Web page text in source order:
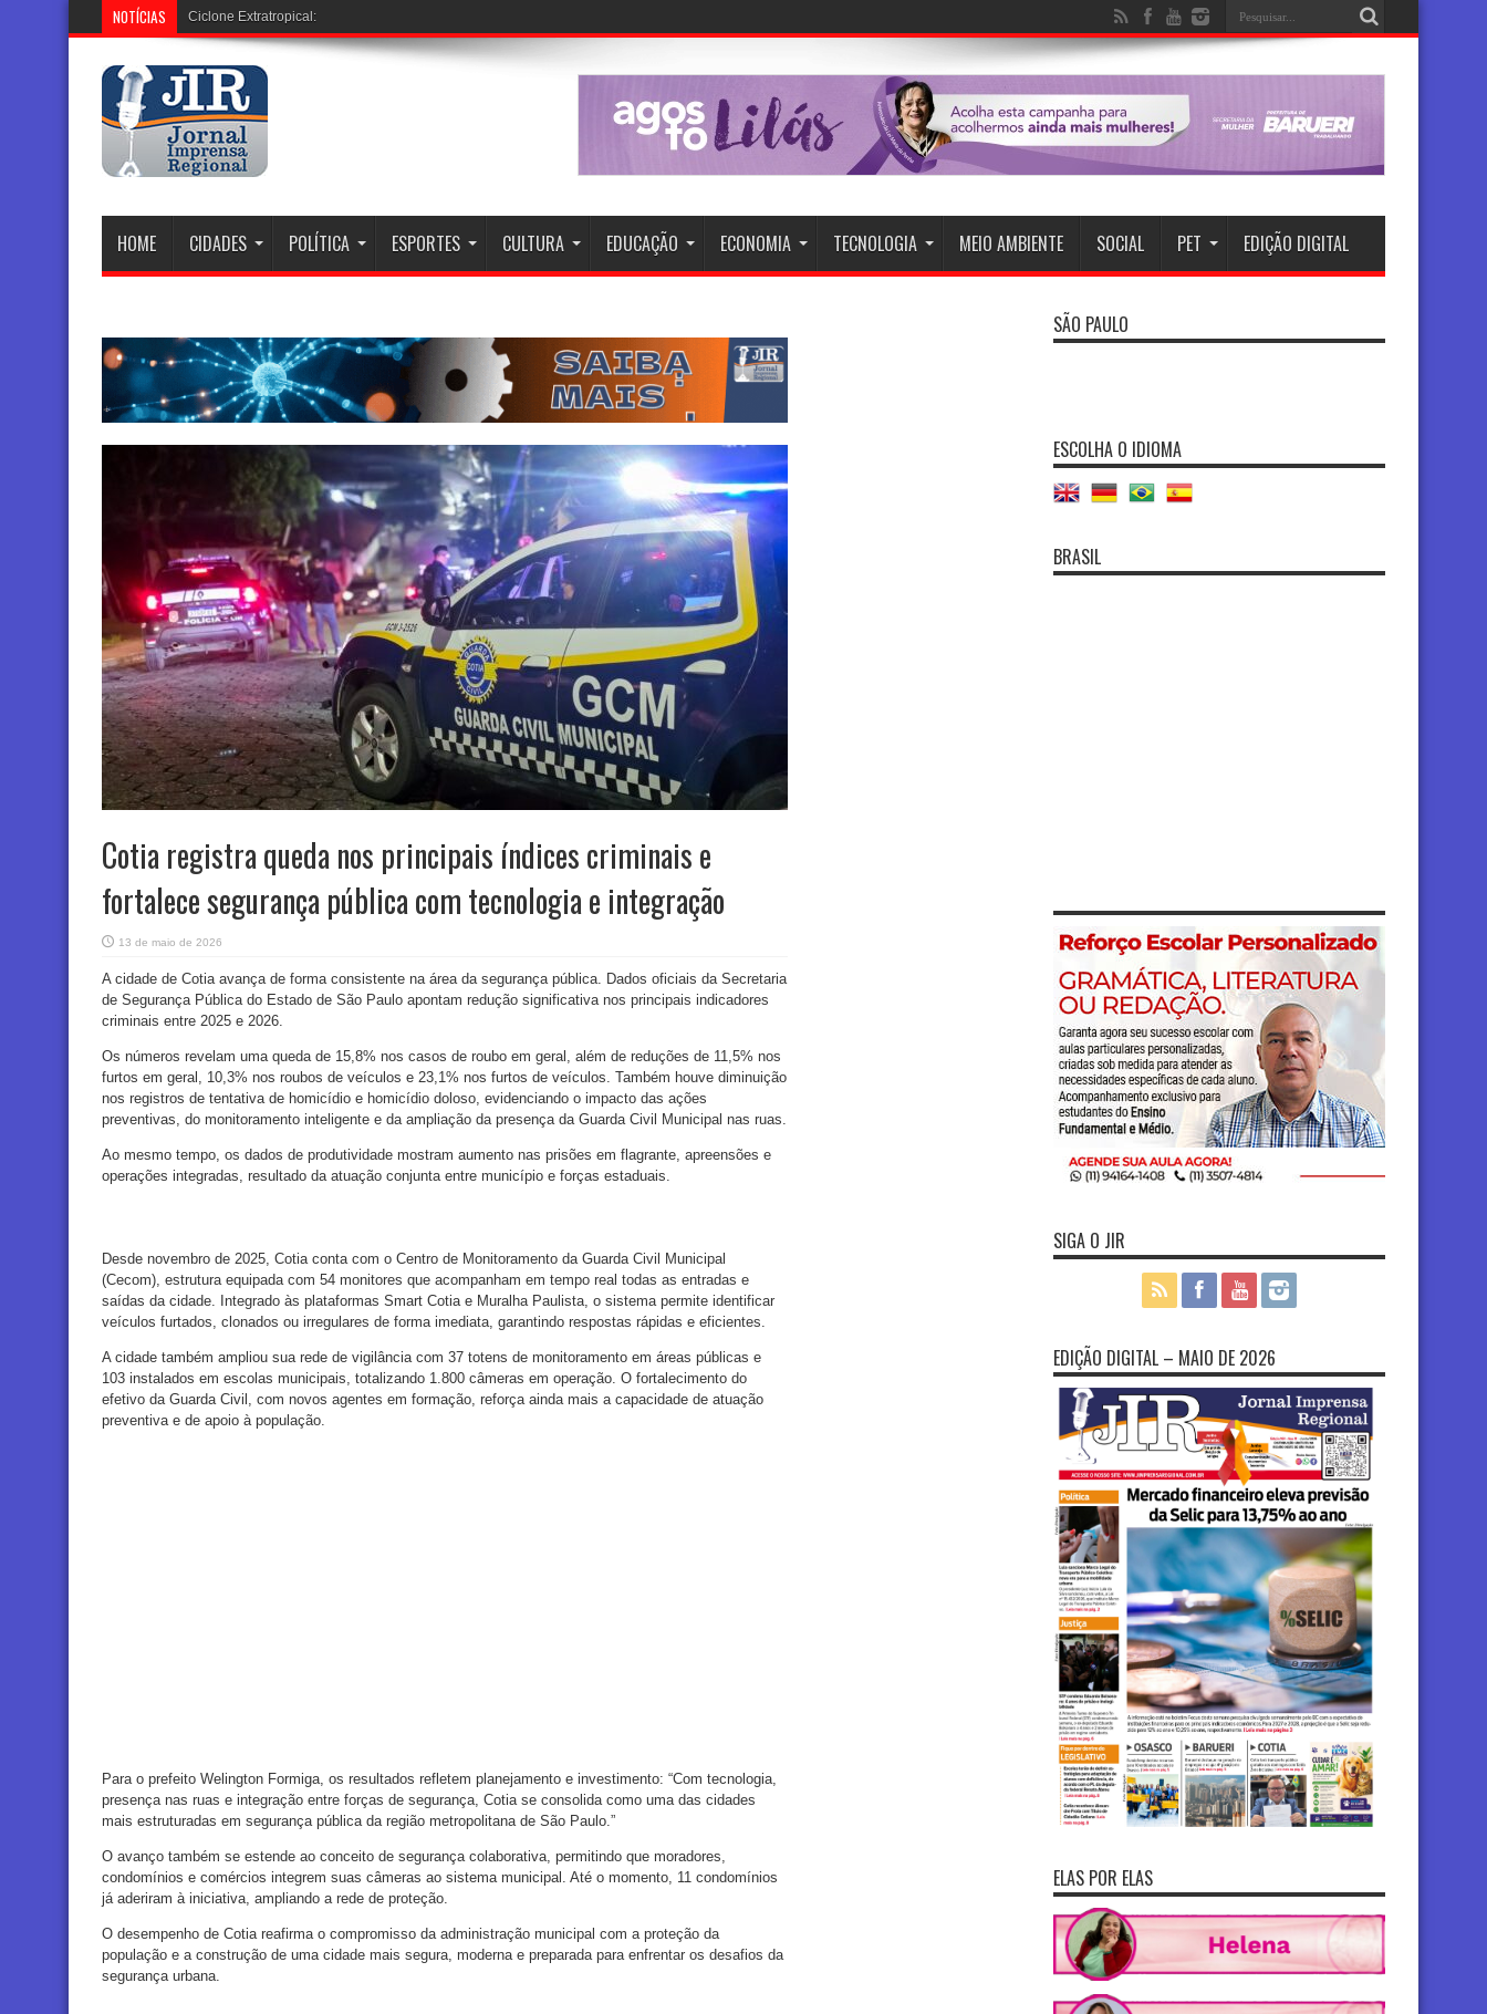
NOTÍCIAS Ciclone Extratropical: Alerta Vermelho em 12 Estados, Tor
HOME CIDADES POLÍTICA ESPORTES CULTURA EDUCAÇÃO ECONOMIA TECNOLOGIA MEIO AMBIENTE SOCIAL PET EDIÇÃO DIGITAL
Cotia registra queda nos principais índices criminais e
fortalece segurança pública com tecnologia e integração
13 de maio de 2026
A cidade de Cotia avança de forma consistente na área da segurança pública. Dados oficiais da Secretaria
de Segurança Pública do Estado de São Paulo apontam redução significativa nos principais indicadores
criminais entre 2025 e 2026.
Os números revelam uma queda de 15,8% nos casos de roubo em geral, além de reduções de 11,5% nos
furtos em geral, 10,3% nos roubos de veículos e 23,1% nos furtos de veículos. Também houve diminuição
nos registros de tentativa de homicídio e homicídio doloso, evidenciando o impacto das ações
preventivas, do monitoramento inteligente e da ampliação da presença da Guarda Civil Municipal nas ruas.
Ao mesmo tempo, os dados de produtividade mostram aumento nas prisões em flagrante, apreensões e
operações integradas, resultado da atuação conjunta entre município e forças estaduais.
Desde novembro de 2025, Cotia conta com o Centro de Monitoramento da Guarda Civil Municipal
(Cecom), estrutura equipada com 54 monitores que acompanham em tempo real todas as entradas e
saídas da cidade. Integrado às plataformas Smart Cotia e Muralha Paulista, o sistema permite identificar
veículos furtados, clonados ou irregulares de forma imediata, garantindo respostas rápidas e eficientes.
A cidade também ampliou sua rede de vigilância com 37 totens de monitoramento em áreas públicas e
103 instalados em escolas municipais, totalizando 1.800 câmeras em operação. O fortalecimento do
efetivo da Guarda Civil, com novos agentes em formação, reforça ainda mais a capacidade de atuação
preventiva e de apoio à população.
Para o prefeito Welington Formiga, os resultados refletem planejamento e investimento: “Com tecnologia,
presença nas ruas e integração entre forças de segurança, Cotia se consolida como uma das cidades
mais estruturadas em segurança pública da região metropolitana de São Paulo.”
O avanço também se estende ao conceito de segurança colaborativa, permitindo que moradores,
condomínios e comércios integrem suas câmeras ao sistema municipal. Até o momento, 11 condomínios
já aderiram à iniciativa, ampliando a rede de proteção.
O desempenho de Cotia reafirma o compromisso da administração municipal com a proteção da
população e a construção de uma cidade mais segura, moderna e preparada para enfrentar os desafios da
segurança urbana.
SÃO PAULO
ESCOLHA O IDIOMA
BRASIL
SIGA O JIR
EDIÇÃO DIGITAL – MAIO DE 2026
ELAS POR ELAS